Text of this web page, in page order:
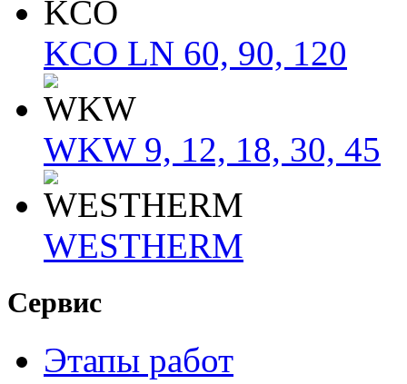
KCO LN 60, 90, 120
WKW 9, 12, 18, 30, 45
WESTHERM
Сервис
Этапы работ